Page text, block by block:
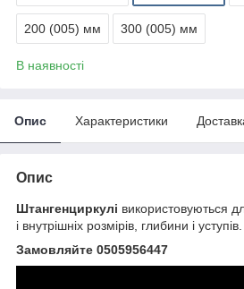
200 (005) мм 300 (005) мм
В наявності
Опис Характеристики
Опис
Штангенциркулі використовуються
і внутрішніх розмірів, глибини і уступів.
Замовляйте 0505956447